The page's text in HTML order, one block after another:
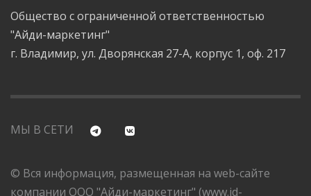
Общество с ограниченной ответственностью
"Айди-маркетинг"
г. Владимир, ул. Дворянская 27-А, корпус 1, оф. 217
МЫ В СЕТИ
© Вся информация, размещенная на web-сайте
компании ООО "Айди-маркетинг" (www.id-